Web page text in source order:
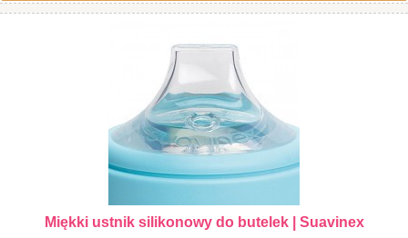
Miękki ustnik silikonowy do butelek | Suavinex